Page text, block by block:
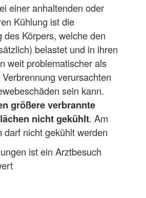
einer anhaltenden oder
Kühlung ist die
des Körpers, welche den
belastet und in ihren
weit problematischer als
verursachten
sein kann.
größere verbrannte
nicht gekühlt. Am
darf nicht gekühlt werden
ist ein Arztbesuch